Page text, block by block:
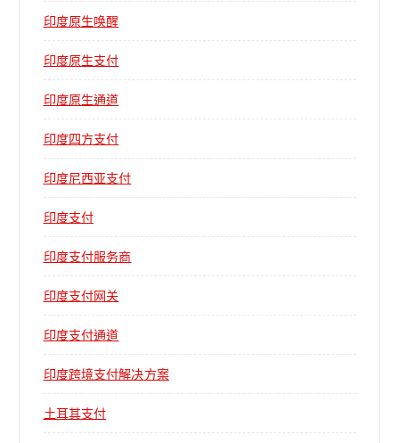
印度原生唤醒
印度原生支付
印度原生通道
印度四方支付
印度尼西亚支付
印度支付
印度支付服务商
印度支付网关
印度支付通道
印度跨境支付解决方案
土耳其支付